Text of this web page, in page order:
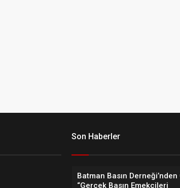
Son Haberler
Batman Basın Derneği’nden
“Gerçek Basın Emekçileri